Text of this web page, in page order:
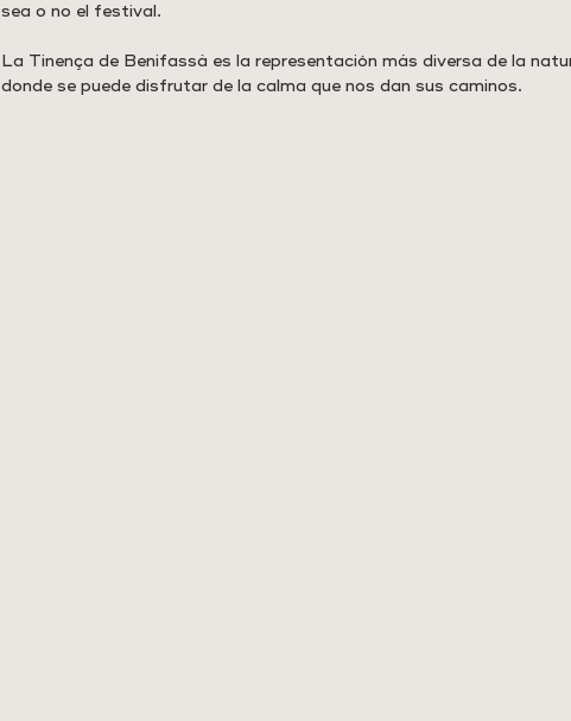
sea o no el festival.
La Tinença de Benifassà es la representación más diversa de la
donde se puede disfrutar de la calma que nos dan sus caminos.